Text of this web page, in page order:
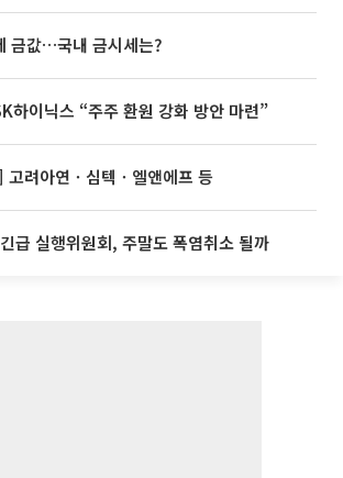
금값…국내 금시세는?
하이닉스 “주주 환원 강화 방안 마련”
고려아연ㆍ심텍ㆍ엘앤에프 등
급 실행위원회, 주말도 폭염취소 될까